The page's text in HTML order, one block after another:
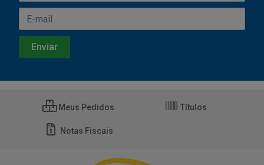
Meus Pedidos Títulos
Notas Fiscais